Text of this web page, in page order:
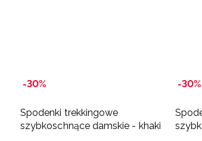
-30%
Spodenki trekkingowe
szybkoschnące damskie - khaki
-30%